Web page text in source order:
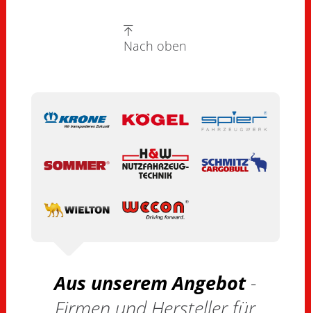
Nach oben
Aus unserem Angebot-
Firmen und Hersteller für